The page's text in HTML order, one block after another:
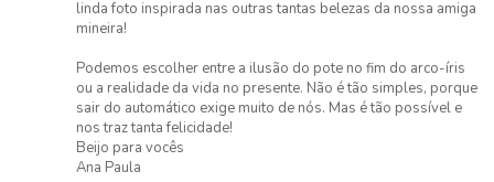
linda foto inspirada nas outras tantas belezas da nossa amiga
mineira!
Podemos escolher entre a ilusão do pote no fim do arco-íris
ou a realidade da vida no presente. Não é tão simples, porque
sair do automático exige muito de nós. Mas é tão possível e
nos traz tanta felicidade!
Beijo para vocês
Ana Paula